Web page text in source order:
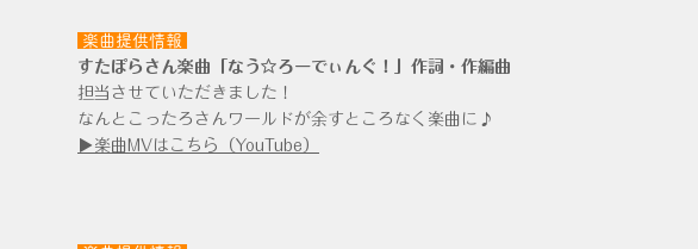
楽曲提供情報
すたぽらさん楽曲「なう☆ろーでぃんぐ！」作詞・作編曲
担当させていただきました！
なんとこったろさんワールドが余すところなく楽曲に♪
▶楽曲MVはこちら（YouTube）